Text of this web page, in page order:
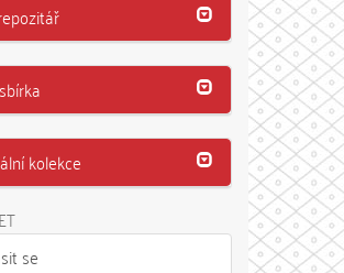
kolekce
se